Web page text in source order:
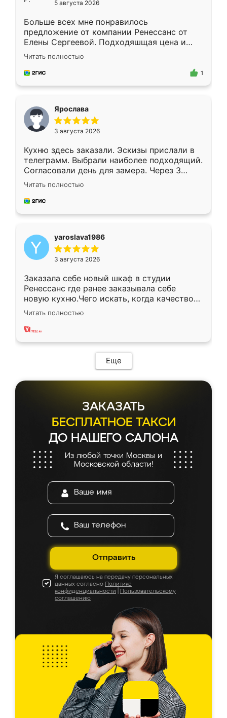
5 августа 2026
Больше всех мне понравилось
предложение от компании Ренессанс от
Елены Сергеевой. Подходяшщая цена и
короткие сроки изготовления. Приехавший
для замера сотрудник Владислав
предложил по моему эскизу самый
Читать полностью
1
Ярослава
3 августа 2026
Кухню здесь заказали. Эскизы прислали в
телеграмм. Выбрали наиболее подходящий.
Согласовали день для замера. Через 3
недели кухня была уже готова. Остались
довольны работой. Спасибо Ренессанс
мебель за качественную работу!
Читать полностью
yaroslava1986
3 августа 2026
Заказала себе новый шкаф в студии
Ренессанс где ранее заказывала себе
новую кухню.Чего искать, когда качеством
вполне довольна. Служит кухня уже почти
два года, нареканий нет.
Читать полностью
Еще
ЗАКАЗАТЬ
БЕСПЛАТНОЕ ТАКСИ
ДО НАШЕГО САЛОНА
Из любой точки Москвы и
Московской области!
Отправить
Я соглашаюсь на передачу персональных
данных согласно Политике
конфиденциальности
Пользовательскому
соглашению